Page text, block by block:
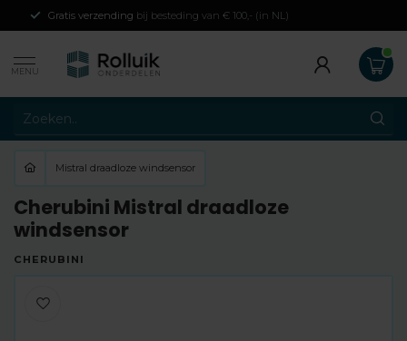
Gratis verzending bij besteding van € 100,- (in NL)
MENU
Mistral draadloze windsensor
Cherubini Mistral draadloze
windsensor
CHERUBINI